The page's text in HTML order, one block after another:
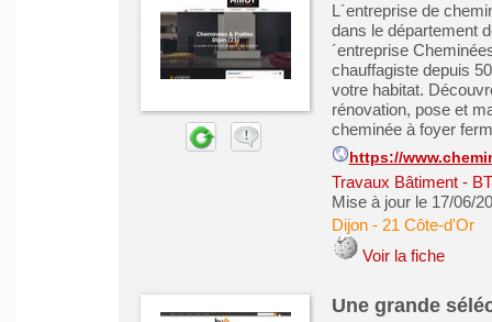
L´entreprise de
dans le département
´entreprise
chauffagiste depuis
votre habitat.
rénovation, pose et
cheminée à foyer
https://
Travaux Bâtiment -
Mise à jour le 17/06/
Dijon- 21 Côte-d'Or
Voir la fiche
Une grande